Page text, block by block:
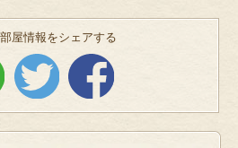
屋情報をシェアする